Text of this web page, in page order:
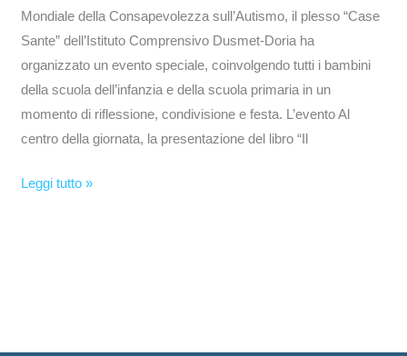
Mondiale della Consapevolezza sull’Autismo, il plesso “Case
Sante” dell’Istituto Comprensivo Dusmet-Doria ha
organizzato un evento speciale, coinvolgendo tutti i bambini
della scuola dell’infanzia e della scuola primaria in un
momento di riflessione, condivisione e festa. L’evento Al
centro della giornata, la presentazione del libro “Il
Leggi tutto »